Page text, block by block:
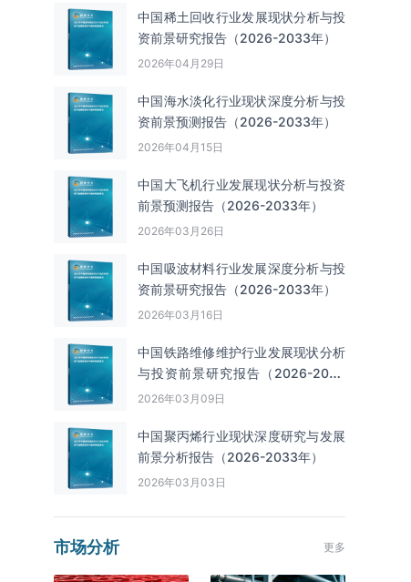
中国‌‌稀土回收‌‌行业发展现状分析与投
资前景研究报告（2026-2033年）
2026年04月29日
中国海水淡化行业现状深度分析与投
资前景预测报告（2026-2033年）
2026年04月15日
中国大飞机行业发展现状分析与投资
前景预测报告（2026-2033年）
2026年03月26日
中国吸波材料行业发展深度分析与投
资前景研究报告（2026-2033年）
2026年03月16日
中国铁路维修维护行业发展现状分析
与投资前景研究报告（2026-2033
年）
2026年03月09日
中国聚丙烯行业现状深度研究与发展
前景分析报告（2026-2033年）
2026年03月03日
市场分析 更多